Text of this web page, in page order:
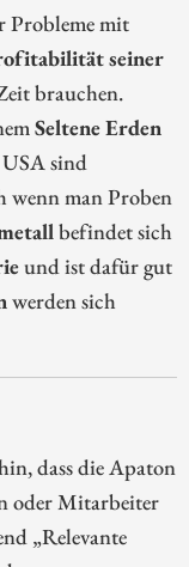
Probleme mit
seiner
brauchen.
Seltene Erden
sind
wenn man Proben
befindet sich
und ist dafür gut
werden sich
dass die Apaton
oder Mitarbeiter
„Relevante